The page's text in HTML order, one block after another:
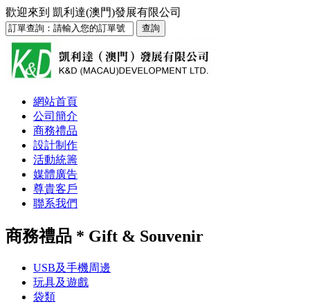
歡迎來到 凱利達(澳門)發展有限公司
網站首頁
公司簡介
商務禮品
設計制作
活動統籌
媒體廣告
尊貴客戶
聯系我們
商務禮品 * Gift & Souvenir
USB及手機周邊
玩具及遊戲
袋類